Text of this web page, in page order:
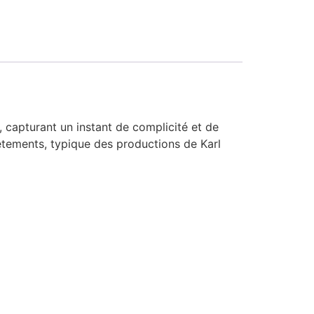
capturant un instant de complicité et de
typique des productions de Karl